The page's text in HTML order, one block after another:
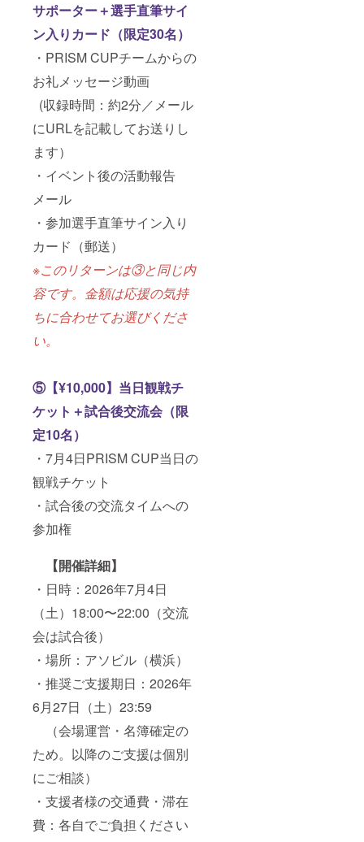
サポーター＋選手直筆サイ
ン入りカード（限定30名）
・PRISM CUPチームからの
お礼メッセージ動画
(収録時間：約2分／メール
にURLを記載してお送りし
ます）
・イベント後の活動報告
メール
・参加選手直筆サイン入り
カード（郵送）
※このリターンは③と同じ内
容です。金額は応援の気持
ちに合わせてお選びくださ
い。
⑤【¥10,000】当日観戦チ
ケット＋試合後交流会（限
定10名）
・7月4日PRISM CUP当日の
観戦チケット
・試合後の交流タイムへの
参加権
【開催詳細】
・日時：2026年7月4日
（土）18:00〜22:00（交流
会は試合後）
・場所：アソビル（横浜）
・推奨ご支援期日：2026年
6月27日（土）23:59
（会場運営・名簿確定の
ため。以降のご支援は個別
にご相談）
・支援者様の交通費・滞在
費：各自でご負担ください